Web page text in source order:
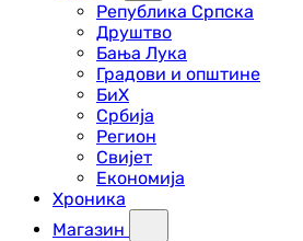
Република Српска
Друштво
Бања Лука
Градови и општине
БиХ
Србија
Регион
Свијет
Економија
Хроника
Магазин